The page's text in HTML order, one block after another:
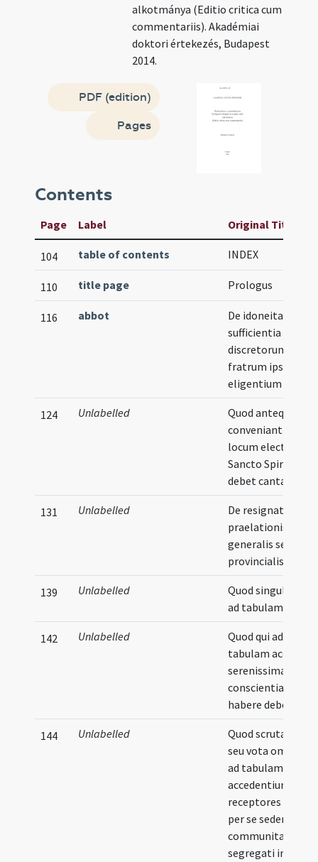
alkotmánya (Editio critica cum
commentariis). Akadémiai
doktori értekezés, Budapest
2014.
PDF (edition)
Pages
Contents
Page Label Original Title
104 table of contents INDEX
110 title page Prologus
116 abbot
De idoneitate et
sufficientia
discretorum et
fratrum ipsos
eligentium
124 Unlabelled
Quod antequam
conveniant ad
locum electionis
Sancto Spiritu
debet cantari
131 Unlabelled
De resignatione
praelationis
generalis seu
provincialis
139 Unlabelled
Quod singulis
ad tabulam
142 Unlabelled
Quod qui ad
tabulam accedunt
serenissimam
conscientiam
habere debeant
144 Unlabelled
Quod scrutatores
seu vota omnium
ad tabulam
accedentium
receptores debent
per se sedere a
communitate
segregati in loco